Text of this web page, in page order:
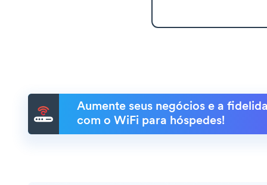
Aumente seus negócios e a
com o WiFi para hóspedes!